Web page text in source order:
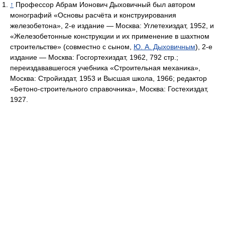
↑ Профессор Абрам Ионович Дыховичный был автором
монографий «Основы расчёта и конструирования
железобетона», 2-е издание — Москва: Углетехиздат, 1952, и
«Железобетонные конструкции и их применение в шахтном
строительстве» (совместно с сыном, Ю. А. Дыховичным), 2-е
издание — Москва: Госгортехиздат, 1962, 792 стр.;
переиздававшегося учебника «Строительная механика»,
Москва: Стройиздат, 1953 и Высшая школа, 1966; редактор
«Бетоно-строительного справочника», Москва: Гостехиздат,
1927.